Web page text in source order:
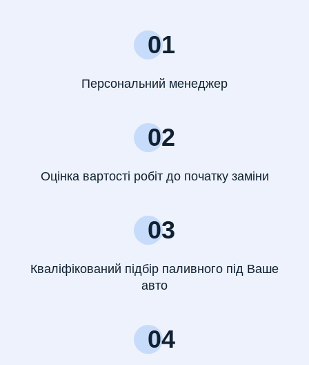
01
Персональний менеджер
02
Оцінка вартості робіт до початку заміни
03
Кваліфікований підбір паливного під Ваше
авто
04